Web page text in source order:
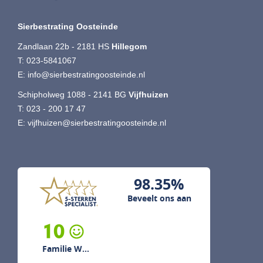
Sierbestrating Oosteinde
Zandlaan 22b - 2181 HS Hillegom
T: 023-5841067
E: info@sierbestratingoosteinde.nl
Schipholweg 1088 - 2141 BG Vijfhuizen
T: 023 - 200 17 47
E: vijfhuizen@sierbestratingoosteinde.nl
98.35%
Beveelt ons aan
10
Familie W...